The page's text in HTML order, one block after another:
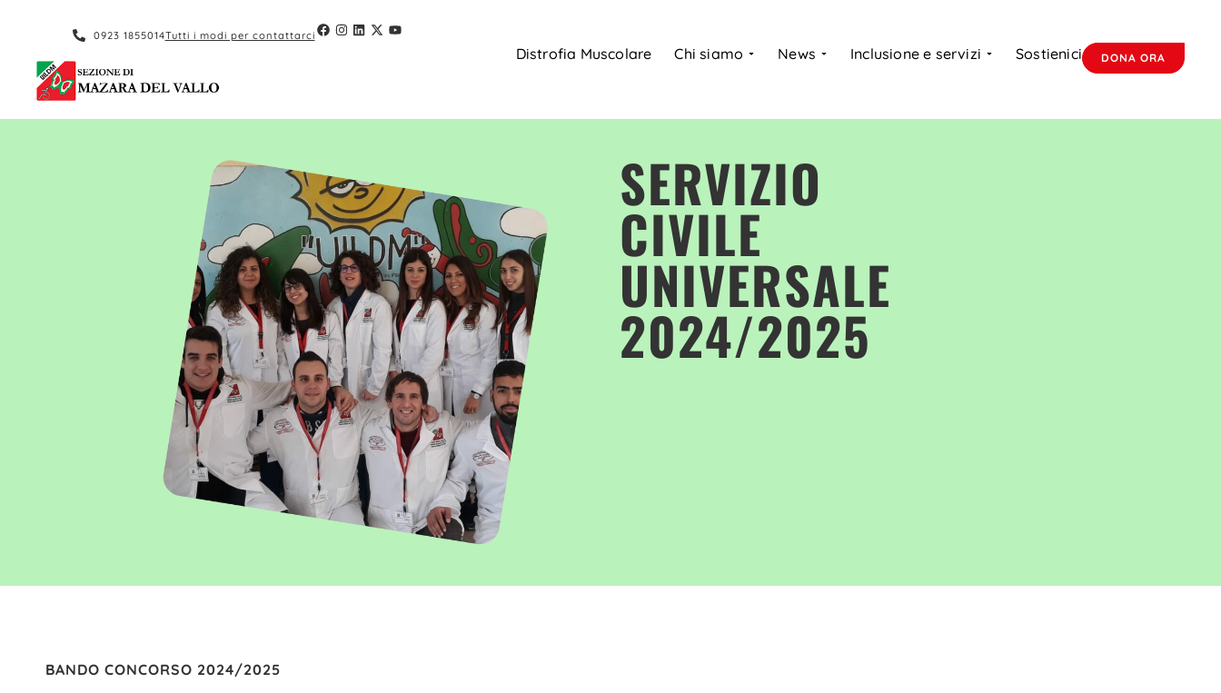
0923 1855014Tutti i modi per contattarci
Distrofia Muscolare Chi siamo News Inclusione e servizi Sostienici DONA ORA
SERVIZIO
CIVILE
UNIVERSALE
2024/2025
BANDO CONCORSO 2024/2025